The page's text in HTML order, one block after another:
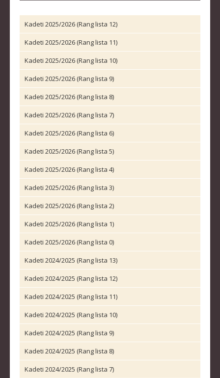
STRUČNI ŠTAB REPREZENTACIJE
MUŠKA SENIORSKA REPREZENTACIJA
ŽENSKA SENIORSKA REPREZENTACIJA
MUŠKA JUNIORSKA REPREZENTACIJA
ŽENSKA JUNIORSKA REPREZENTACIJA
MUŠKA KADETSKA REPREZENTACIJA
ŽENSKA KADETSKA REPREZENTACIJA
RANG LISTE
SENIORI
SENIORKE
JUNIORI
JUNIORKE
KADETI
KADETKINJE
MLAĐI KADETI
MLAĐE KADETKINJE
NAJMLAĐE KADETKINJE
DOKUMENTI
KALENDARI I RASPOREDI
Kadeti 2025/2026 (Rang lista 12)
Kadeti 2025/2026 (Rang lista 11)
Kadeti 2025/2026 (Rang lista 10)
Kadeti 2025/2026 (Rang lista 9)
Kadeti 2025/2026 (Rang lista 8)
Kadeti 2025/2026 (Rang lista 7)
Kadeti 2025/2026 (Rang lista 6)
Kadeti 2025/2026 (Rang lista 5)
Kadeti 2025/2026 (Rang lista 4)
Kadeti 2025/2026 (Rang lista 3)
Kadeti 2025/2026 (Rang lista 2)
Kadeti 2025/2026 (Rang lista 1)
Kadeti 2025/2026 (Rang lista 0)
Kadeti 2024/2025 (Rang lista 13)
Kadeti 2024/2025 (Rang lista 12)
Kadeti 2024/2025 (Rang lista 11)
Kadeti 2024/2025 (Rang lista 10)
Kadeti 2024/2025 (Rang lista 9)
Kadeti 2024/2025 (Rang lista 8)
Kadeti 2024/2025 (Rang lista 7)